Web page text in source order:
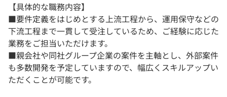
【具体的な職務内容】
■要件定義をはじめとする上流工程から、運用保守などの
下流工程まで一貫して受注しているため、ご経験に応じた
業務をご担当いただけます。
■親会社や同社グループ企業の案件を主軸とし、外部案件
も多数開発を予定していますので、幅広くスキルアップい
ただくことが可能です。